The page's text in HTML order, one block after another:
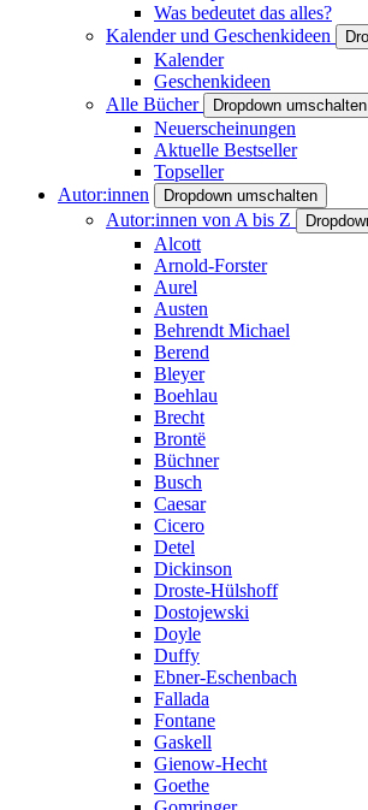
Was bedeutet das alles?
Kalender und Geschenkideen
Kalender
Geschenkideen
Alle Bücher
Dropdown umschalten
Neuerscheinungen
Aktuelle Bestseller
Topseller
Autor:innen
Dropdown umschalten
Autor:innen von A bis Z
Alcott
Arnold-Forster
Aurel
Austen
Behrendt Michael
Berend
Bleyer
Boehlau
Brecht
Brontë
Büchner
Busch
Caesar
Cicero
Detel
Dickinson
Droste-Hülshoff
Dostojewski
Doyle
Duffy
Ebner-Eschenbach
Fallada
Fontane
Gaskell
Gienow-Hecht
Goethe